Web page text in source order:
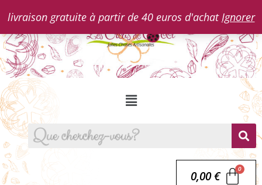
livraison gratuite à partir de 40 euros d'achatIgnorer
0,00€